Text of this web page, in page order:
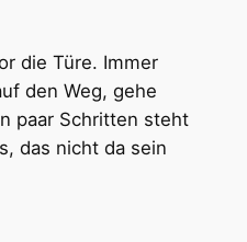
die Türe. Immer
den Weg, gehe
paar Schritten steht
das nicht da sein